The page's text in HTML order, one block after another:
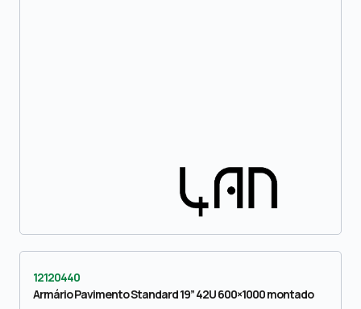
12120440
Armário Pavimento Standard 19” 42U 600×1000 montado